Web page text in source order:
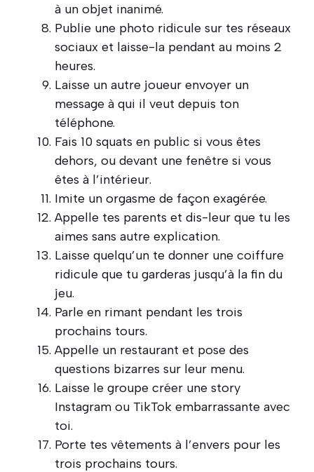
à un objet inanimé.
Publie une photo ridicule sur tes réseaux
sociaux et laisse-la pendant au moins 2
heures.
Laisse un autre joueur envoyer un
message à qui il veut depuis ton
téléphone.
Fais 10 squats en public si vous êtes
dehors, ou devant une fenêtre si vous
êtes à l’intérieur.
Imite un orgasme de façon exagérée.
Appelle tes parents et dis-leur que tu les
aimes sans autre explication.
Laisse quelqu’un te donner une coiffure
ridicule que tu garderas jusqu’à la fin du
jeu.
Parle en rimant pendant les trois
prochains tours.
Appelle un restaurant et pose des
questions bizarres sur leur menu.
Laisse le groupe créer une story
Instagram ou TikTok embarrassante avec
toi.
Porte tes vêtements à l’envers pour les
trois prochains tours.